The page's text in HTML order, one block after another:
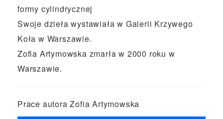
formy cylindrycznej
Swoje dzieła wystawiała w Galerii Krzywego
Koła w Warszawie.
Zofia Artymowska zmarła w 2000 roku w
Warszawie.
Prace autora Zofia Artymowska